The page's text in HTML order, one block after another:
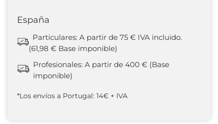
España
Particulares: A partir de 75 € IVA incluido.
(61,98 € Base imponible)
Profesionales: A partir de 400 € (Base
imponible)
*Los envíos a Portugal: 14€ + IVA